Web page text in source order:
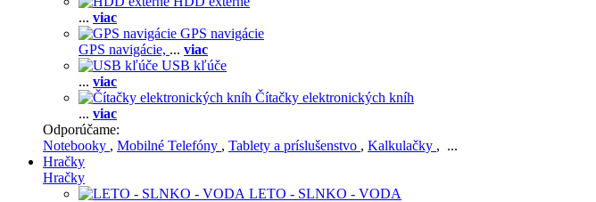
... viac
GPS navigácie
GPS navigácie, ... viac
USB kľúče
... viac
Čítačky elektronických kníh
... viac
Odporúčame:
Notebooky , Mobilné Telefóny , Tablety a príslušenstvo , Kalkulačky , ...
Hračky
Hračky
LETO - SLNKO - VODA